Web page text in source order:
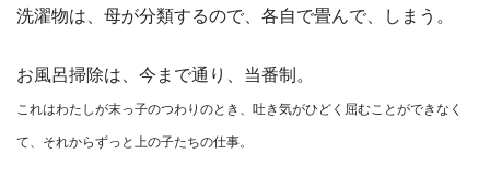
洗濯物は、母が分類するので、各自で畳んで、しまう。
お風呂掃除は、今まで通り、当番制。
これはわたしが末っ子のつわりのとき、吐き気がひどく屈むことができなく
て、それからずっと上の子たちの仕事。